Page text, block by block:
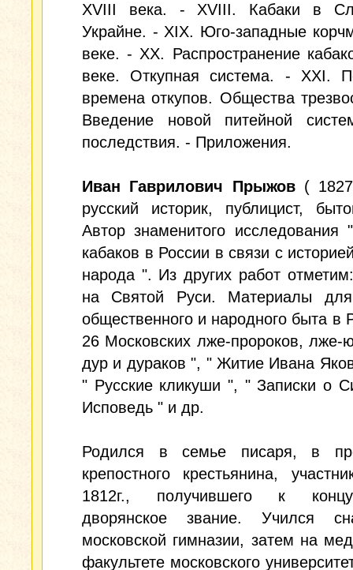
XVIII века. - XVIII. Кабаки в
Украйне. - XIX. Юго-западные
веке. - XX. Распространение
веке. Откупная система. - XXI.
времена откупов. Общества
Введение новой питейной
последствия. - Приложения.
Иван Гаврилович Прыжов(
русский историк, публицист,
Автор знаменитого исследования
кабаков в России в связи с
народа ". Из других работ
на Святой Руси. Материалы для
общественного и народного быта в
26 Московских лже-пророков, лже-
дур и дураков ", " Житие Ивана
" Русские кликуши ", " Записки о
Исповедь " и др.
Родился в семье писаря, в
крепостного крестьянина,
1812г., получившего к
дворянское звание. Учился
московской гимназии, затем на
факультете московского